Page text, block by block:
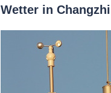
Wetter in Changzhi